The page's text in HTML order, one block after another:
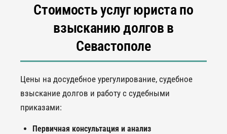
Стоимость услуг юриста по
взысканию долгов в
Севастополе
Цены на досудебное урегулирование, судебное
взыскание долгов и работу с судебными
приказами:
Первичная консультация и анализ